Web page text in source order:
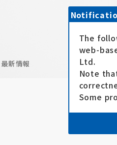
最新情報
The
web-
Ltd.
Note
Some